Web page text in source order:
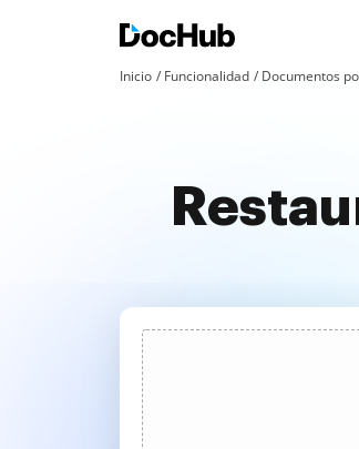
Inicio Funcionalidad Documentos